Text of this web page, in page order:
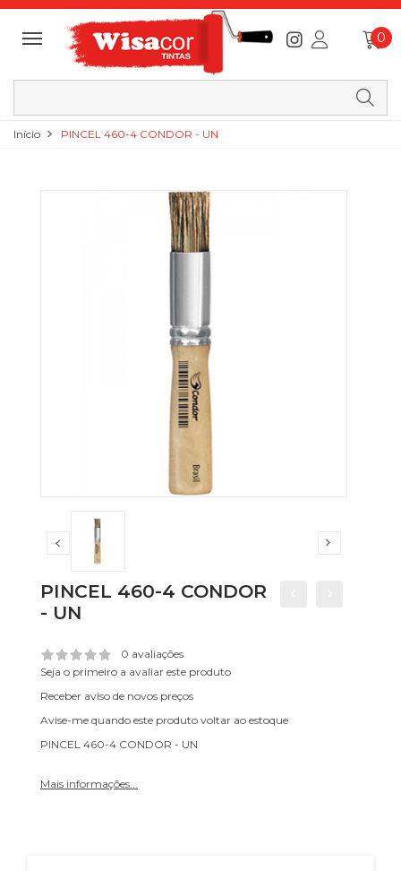
0
Início PINCEL 460-4 CONDOR - UN
PINCEL 460-4 CONDOR
- UN
0 avaliações
Seja o primeiro a avaliar este produto
Receber aviso de novos preços
Avise-me quando este produto voltar ao estoque
PINCEL 460-4 CONDOR - UN
Mais informações...